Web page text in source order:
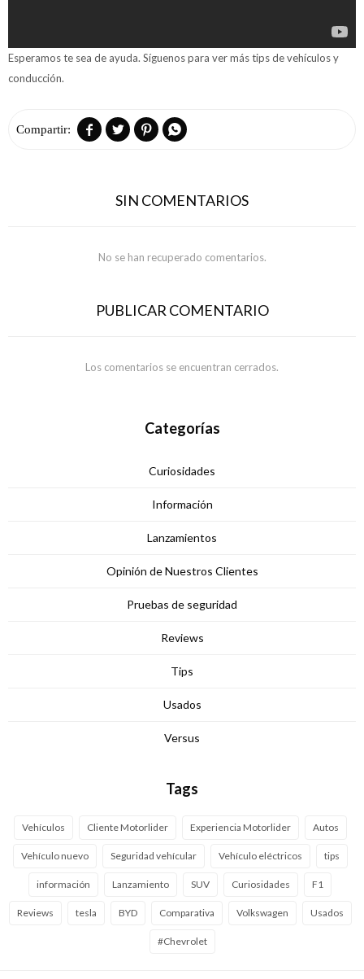
Esperamos te sea de ayuda. Síguenos para ver más tips de vehículos y
conducción.
   
SIN COMENTARIOS
No se han recuperado comentarios.
PUBLICAR COMENTARIO
Los comentarios se encuentran cerrados.
Categorías
Curiosidades
Información
Lanzamientos
Opinión de Nuestros Clientes
Pruebas de seguridad
Reviews
Tips
Usados
Versus
Tags
Vehículos Cliente Motorlider Experiencia Motorlider Autos
Vehículo nuevo Seguridad vehícular Vehículo eléctricos tips
información Lanzamiento SUV Curiosidades F1
Reviews tesla BYD Comparativa Volkswagen Usados
#Chevrolet